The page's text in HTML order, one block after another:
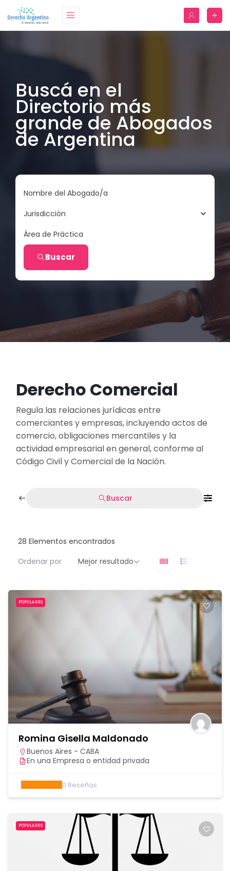
Buscá en el
Directorio más
grande de Abogados
de Argentina
Nombre del Abogado/a
Jurisdicción
Área de Práctica
Buscar
Derecho Comercial
Regula las relaciones jurídicas entre
comerciantes y empresas, incluyendo actos de
comercio, obligaciones mercantiles y la
actividad empresarial en general, conforme al
Código Civil y Comercial de la Nación.
Buscar
28 Elementos encontrados
Ordenar por
Mejor resultado
POPULARES
Romina Gisella Maldonado
Buenos Aires - CABA
En una Empresa o entidad privada
0 Reseñas
POPULARES